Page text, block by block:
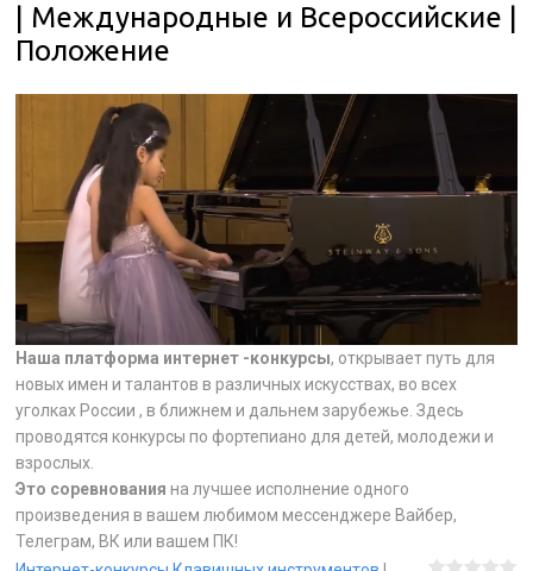
| Международные и Всероссийские |
Положение
Наша платформа интернет -конкурсы, открывает путь для
новых имен и талантов в различных искусствах, во всех
уголках России , в ближнем и дальнем зарубежье. Здесь
проводятся конкурсы по фортепиано для детей, молодежи и
взрослых.
Это соревнования на лучшее исполнение одного
произведения в вашем любимом мессенджере Вайбер,
Телеграм, ВК или вашем ПК!